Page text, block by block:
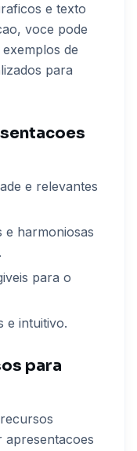
e texto
voce pode
de
para
e relevantes
e harmoniosas
para o
e intuitivo.
para
apresentacoes